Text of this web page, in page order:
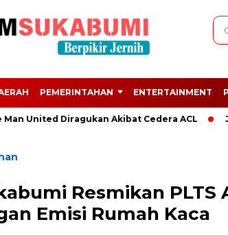
PEMERINTAHAN ENTERTAINMENT
Diragukan Akibat Cedera ACL
Resmikan
Emisi Rumah Kaca